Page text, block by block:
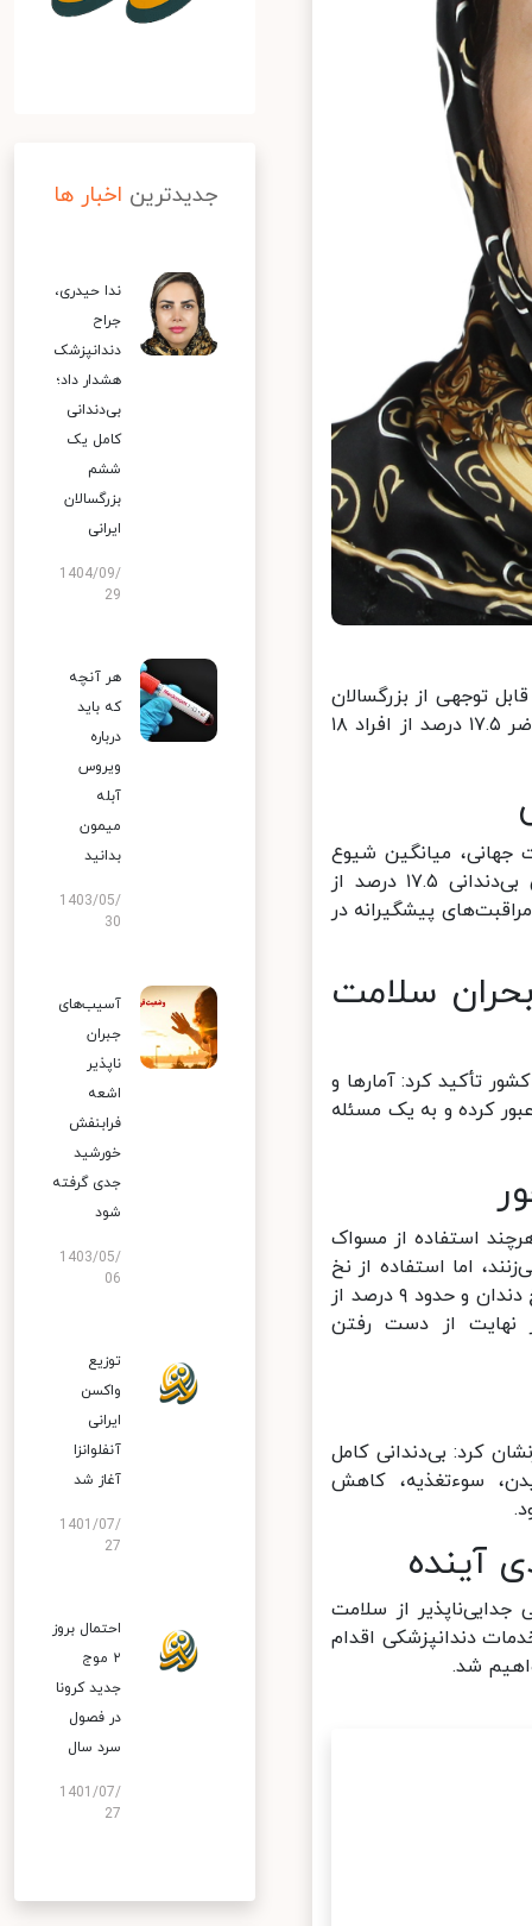
توجهی از بزرگسالان
ایرانی دندان‌های خود را به‌طور کامل از دست داده‌اند، اظهار کرد: در حال حاضر ۱۷.۵ درصد از افراد ۱۸
میانگین شیوع
بی‌دندانی در میان افراد بالای ۲۰ سال، بین ۶ تا ۷ درصد است. بنابراین بی‌دندانی ۱۷.۵ درصد از
پیشگیرانه در
سلامت
تأکید کرد: آمارها و
کرده و به یک مسئله
استفاده از مسواک
مسواک می‌زنند، اما استفاده از نخ
دندان و دهان‌شویه بسیار پایین‌تر است؛ به‌طوری که کمتر از ۲۳ درصد از نخ دندان و حدود ۹ درصد از
نهایت از دست رفتن
کرد: بی‌دندانی کامل
سوءتغذیه، کاهش
آینده
از سلامت
دندانپزشکی اقدام
شد.
جدیدترین اخبار ها
ندا حیدری،
جراح
دندانپزشک
هشدار داد؛
بی‌دندانی
کامل یک
ششم
بزرگسالان
ایرانی
1404/09/
29
هر آنچه
که باید
درباره
ویروس
آبله
میمون
بدانید
1403/05/
30
آسیب‌های
جبران
ناپذیر
اشعه
فرابنفش
خورشید
جدی گرفته
شود
1403/05/
06
توزیع
واکسن
ایرانی
آنفلوانزا
آغاز شد
1401/07/
27
احتمال بروز
۲ موج
جدید کرونا
در فصول
سرد سال
1401/07/
27